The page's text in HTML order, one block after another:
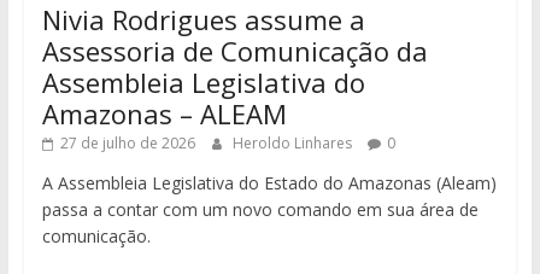
Nivia Rodrigues assume a
Assessoria de Comunicação da
Assembleia Legislativa do
Amazonas – ALEAM
27 de julho de 2026 Heroldo Linhares 0
A Assembleia Legislativa do Estado do Amazonas (Aleam)
passa a contar com um novo comando em sua área de
comunicação.